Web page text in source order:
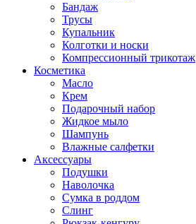
Бандаж
Трусы
Купальник
Колготки и носки
Компрессионный трикотаж
Косметика
Масло
Крем
Подарочный набор
Жидкое мыло
Шампунь
Влажные салфетки
Аксессуары
Подушки
Наволочка
Сумка в роддом
Cлинг